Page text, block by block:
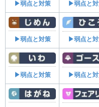
▶弱点と対策 ▶弱点と
▶弱点と対策 ▶弱点と
▶弱点と対策 ▶弱点と